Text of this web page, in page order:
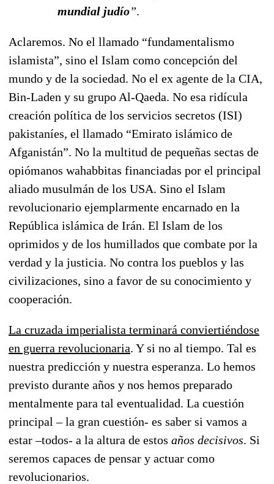
mundial judío”.
Aclaremos. No el llamado “fundamentalismo
islamista”, sino el Islam como concepción del
mundo y de la sociedad. No el ex agente de la CIA,
Bin-Laden y su grupo Al-Qaeda. No esa ridícula
creación política de los servicios secretos (ISI)
pakistaníes, el llamado “Emirato islámico de
Afganistán”. No la multitud de pequeñas sectas de
opiómanos wahabbitas financiadas por el principal
aliado musulmán de los USA. Sino el Islam
revolucionario ejemplarmente encarnado en la
República islámica de Irán. El Islam de los
oprimidos y de los humillados que combate por la
verdad y la justicia. No contra los pueblos y las
civilizaciones, sino a favor de su conocimiento y
cooperación.
La cruzada imperialista terminará conviertiéndose
en guerra revolucionaria. Y si no al tiempo. Tal es
nuestra predicción y nuestra esperanza. Lo hemos
previsto durante años y nos hemos preparado
mentalmente para tal eventualidad. La cuestión
principal – la gran cuestión- es saber si vamos a
estar –todos- a la altura de estos años decisivos. Si
seremos capaces de pensar y actuar como
revolucionarios.